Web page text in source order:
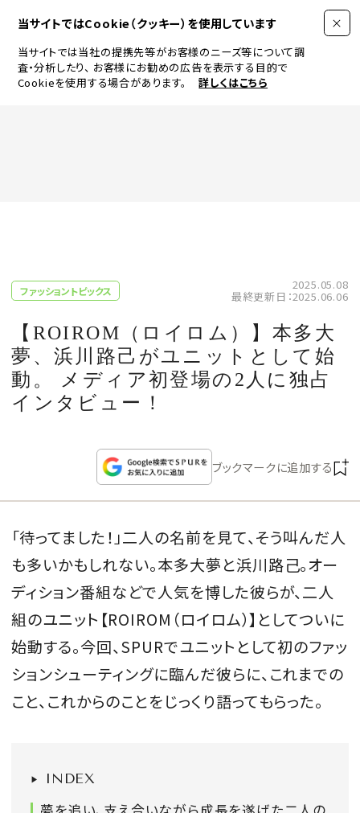
当サイトではCookie（クッキー）を使用しています
当サイトでは当社の提携先等がお客様のニーズ等について調
査・分析したり、 お客様にお勧めの広告を表示する目的で
Cookieを使用する場合があります。
詳しくはこちら
LIFESTYLE
CULTURE
CELEBRITY
COLLECTION
FORTUNE
SDGs
MAGAZINE
Log in or Sign up
ファッショントピックス 2025.05.08
最終更新日：2025.06.06
【ROIROM（ロイロム）】本多大
夢、浜川路己がユニットとして始
動。 メディア初登場の2人に独占
インタビュー！
ブックマークに追加する
「待ってました！」二人の名前を見て、そう叫んだ人
も多いかもしれない。本多大夢と浜川路己。オー
ディション番組などで人気を博した彼らが、二人
組のユニット【ROIROM（ロイロム）】としてついに
始動する。今回、SPURでユニットとして初のファッ
ションシューティングに臨んだ彼らに、これまでの
こと、これからのことをじっくり語ってもらった。
INDEX